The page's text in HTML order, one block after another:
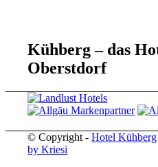
Kühberg – das
Oberstdorf
© Copyright -Hotel Kühberg
by Kriesi